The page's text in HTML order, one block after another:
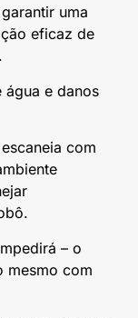
uma
eficaz de
água e danos
com
– o
mesmo com